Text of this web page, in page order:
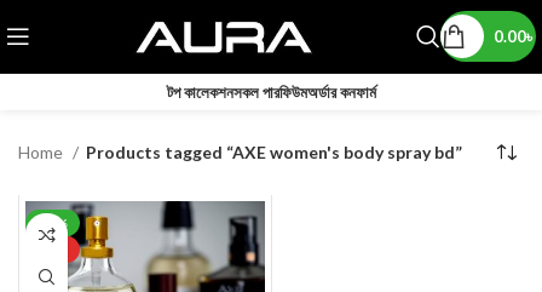
0.00৳
টপ কালেকশনসকল পারফিউমঅর্ডার কনফার্ম
Home Products tagged “AXE women's body spray bd”
-27%